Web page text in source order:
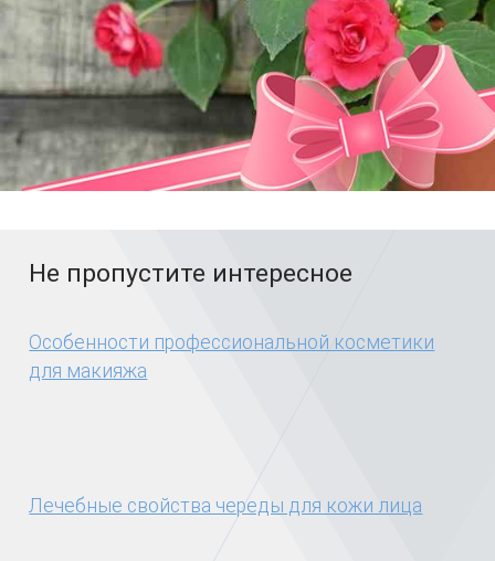
Не пропустите интересное
Особенности профессиональной косметики
для макияжа
Лечебные свойства череды для кожи лица